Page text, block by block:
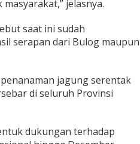
jelasnya.
saat ini sudah
serapan dari Bulog maupun
jagung serentak
di seluruh Provinsi
dukungan terhadap